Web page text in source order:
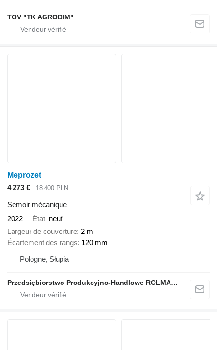
TOV "TK AGRODIM"
Meprozet
4 273 €
18 400 PLN
Semoir mécanique
2022
État neuf
Largeur de couverture 2 m
Écartement des rangs 120 mm
Pologne, Słupia
Przedsiębiorstwo Produkcyjno-Handlowe ROLMAPOL Marcin Dziekan